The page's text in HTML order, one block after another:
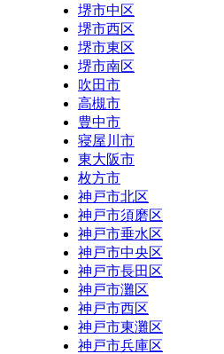
堺市中区
堺市西区
堺市東区
堺市南区
吹田市
高槻市
豊中市
寝屋川市
東大阪市
枚方市
神戸市北区
神戸市須磨区
神戸市垂水区
神戸市中央区
神戸市長田区
神戸市灘区
神戸市西区
神戸市東灘区
神戸市兵庫区